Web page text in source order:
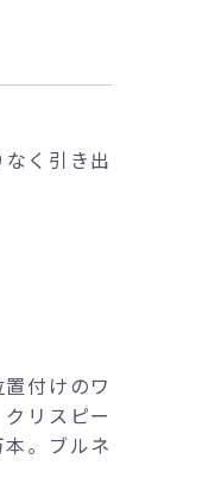
く引き出
付けのワ
リスピー
。ブルネ